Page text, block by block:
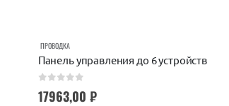
ПРОВОДКА
Панель управления до 6 устройств
17963,00 ₽